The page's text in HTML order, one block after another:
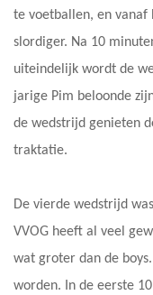
te voetballen, en
slordiger. Na 10
uiteindelijk wordt de
jarige Pim beloonde
de wedstrijd genieten
traktatie.
De vierde wedstrijd
VVOG heeft al veel
wat groter dan de
worden. In de eerste